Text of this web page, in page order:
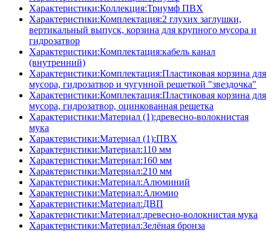
Характеристики:Коллекция:Триумф ПВХ
Характеристики:Комплектация:2 глухих заглушки,
вертикальный выпуск, корзина для крупного мусора и
гидрозатвор
Характеристики:Комплектация:кабель канал
(внутренний)
Характеристики:Комплектация:Пластиковая корзина для
мусора, гидрозатвор и чугунной решеткой "звездочка"
Характеристики:Комплектация:Пластиковая корзина для
мусора, гидрозатвор, оцинкованная решетка
Характеристики:Материал (1):древесно-волокнистая
мука
Характеристики:Материал (1):ПВХ
Характеристики:Материал:110 мм
Характеристики:Материал:160 мм
Характеристики:Материал:210 мм
Характеристики:Материал:Алюминий
Характеристики:Материал:Алюмио
Характеристики:Материал:ДВП
Характеристики:Материал:древесно-волокнистая мука
Характеристики:Материал:Зелёная бронза